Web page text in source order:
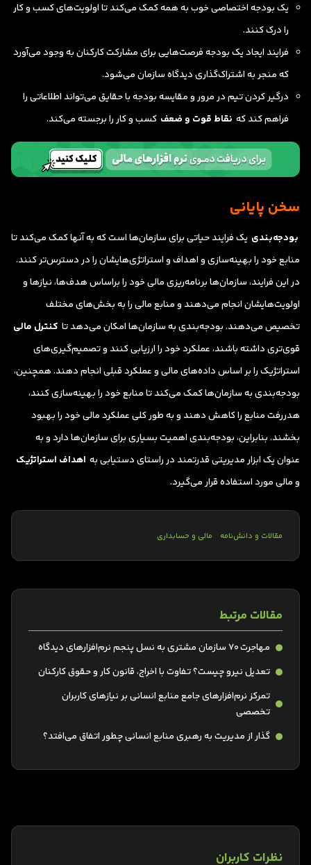
یک بودجه اختصاصی خوب به همه کمک می‌کند تا اولویت‌های کسب و کار
را درک کنند.
فرایند ایجاد یک بودجه فرصت‌هایی برای مشارکت کارکنان به وجود می‌آورد
که منجر به اشتراک‌گذاری دیدگاه سازمان می‌شود.
درگیر کردن تیم در مرور و مقایسه بودجه با حقایق می‌تواند اطلاعاتی را
فراهم کند که نقاط قوت و ضعف کسب و کار را برجسته می‌کند.
سخن پایانی
بودجه‌بندی یک فرایند حیاتی برای سازمان‌ها است که به آنها کمک می‌کند تا
منابع خود را بهینه‌سازی و اهداف و استراتژی‌هایشان را در دسترس‌تر کنند.
در این فرایند، سازمان‌ها برنامه‌ریزی مالی خود را براساس هدف‌ها، نیازها و
اولویت‌هایشان انجام می‌دهند و منابع مالی را به بخش‌های مختلف
تخصیص می‌دهند. بودجه‌بندی به سازمان‌ها امکان می‌دهد تا کنترل مالی
قوی‌تری داشته باشند، عملکرد خود را ارزیابی کنند و تصمیم‌گیری‌های
استراتژیک را بر اساس داده‌های مالی و عملکرد قبلی انجام دهند. همچنین،
بودجه‌بندی به سازمان‌ها کمک می‌کند تا منابع خود را بهینه‌سازی کنند،
هدررفت منابع را کاهش دهند و به طور کلی عملکرد مالی خود را بهبود
بخشند. بنابراین، بودجه‌بندی اهمیت بسیاری برای سازمان‌ها دارد و به
عنوان یک ابزار مدیریتی قدرتمند در راستای دستیابی به اهداف استراتژیک
و مالی مورد استفاده قرار می‌گیرد.
مقالات و دانش‌نامه مالی و حسابداری
مقالات مرتبط
مهاجرت 70 سازمان مشتری به نسل پنجم نرم‌افزارهای دیدگاه
تعدیل نیرو چیست؟ تفاوت با اخراج، قانون کار و حقوق کارکنان
تمرکز نرم‌افزارهای جامع منابع انسانی بر نیازهای کاربران
تخصصی
گذار از مدیریت به رهبری منابع انسانی چطور اتفاق می‌افتد؟
نظرات کاربران